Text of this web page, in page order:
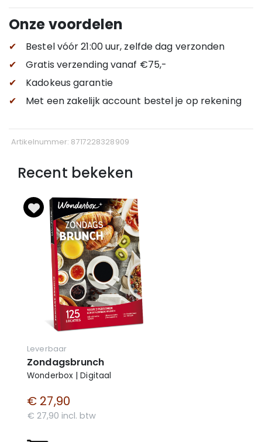
Onze voordelen
✔
Bestel vóór 21:00 uur, zelfde dag verzonden
✔
Gratis verzendingvanaf €75,-
✔
Kadokeus garantie
✔
Met een zakelijk account bestel je op rekening
Artikelnummer: 8717228328909
Recent bekeken
Leverbaar
Zondagsbrunch
Wonderbox | Digitaal
€ 27,90
€ 27,90 incl. btw